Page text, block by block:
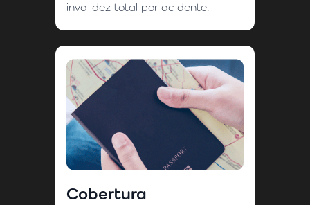
Cobertura
invalidez total por acidente.